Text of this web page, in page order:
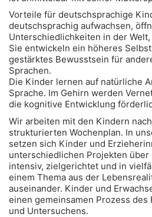
Vorteile für deutschsprachige
deutschsprachig aufwachsen,
Unterschiedlichkeiten in der
Sie entwickeln ein höheres
gestärktes Bewusstsein für
Sprachen.
Die Kinder lernen auf natürliche
Sprache. Im Gehirn werden
die kognitive Entwicklung
Wir arbeiten mit den Kindern
strukturierten Wochenplan. In
setzen sich Kinder und
unterschiedlichen Projekten
intensiv, zielgerichtet und in
einem Thema aus der
auseinander. Kinder und
einen gemeinsamen Prozess des
und Untersuchens.